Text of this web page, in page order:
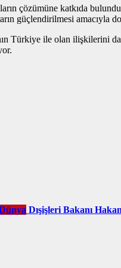
çözümüne katkıda
güçlendirilmesi amacıyla
Türkiye ile olan ilişkilerini
Dışişleri Bakanı